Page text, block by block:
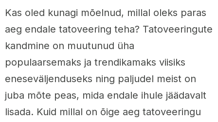
Kas oled kunagi mõelnud, millal oleks paras
aeg endale tatoveering teha? Tatoveeringute
kandmine on muutunud üha
populaarsemaks ja trendikamaks viisiks
eneseväljenduseks ning paljudel meist on
juba mõte peas, mida endale ihule jäädavalt
lisada. Kuid millal on õige aeg tatoveeringu